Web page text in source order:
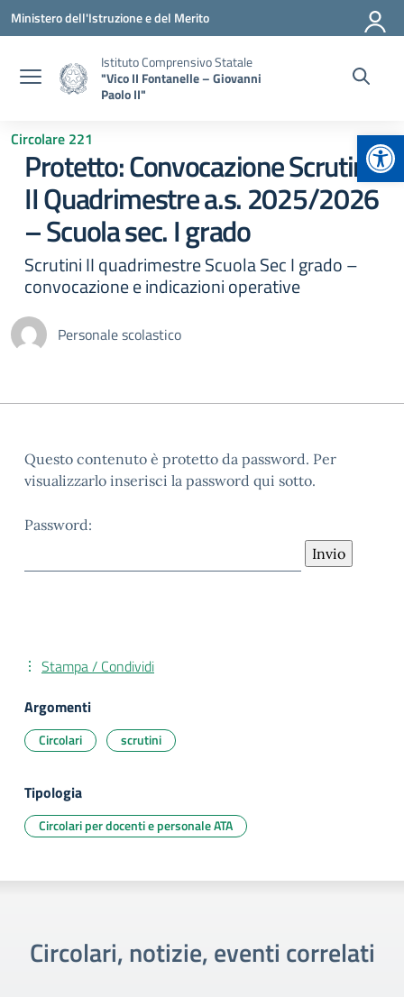
Vai ai contenuti
Vai al menu di navigazione
Vai al footer
Ministero dell'Istruzione e del Merito
Istituto Comprensivo Statale
"Vico II Fontanelle – Giovanni
Paolo II"
Circolare 221
Protetto: Convocazione Scrutini
II Quadrimestre a.s. 2025/2026
– Scuola sec. I grado
Scrutini II quadrimestre Scuola Sec I grado –
convocazione e indicazioni operative
Personale scolastico
Questo contenuto è protetto da password. Per
visualizzarlo inserisci la password qui sotto.
Password:
Stampa / Condividi
Argomenti
Circolari scrutini
Tipologia
Circolari per docenti e personale ATA
Circolari, notizie, eventi correlati